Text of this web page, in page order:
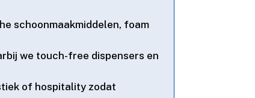
schoonmaakmiddelen, foam
we touch-free dispensers en
of hospitality zodat